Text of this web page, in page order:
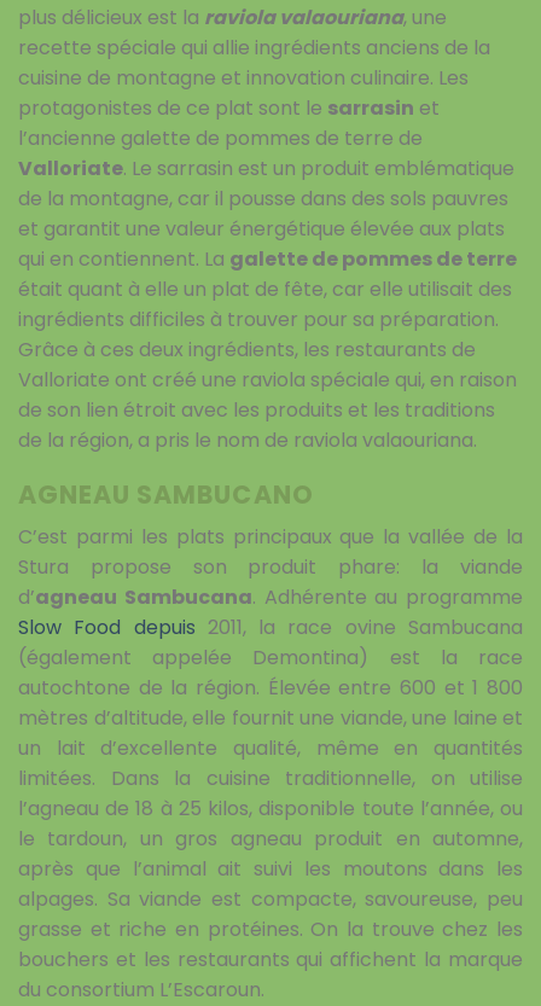
plus délicieux est la raviola valaouriana, une
recette spéciale qui allie ingrédients anciens de la
cuisine de montagne et innovation culinaire. Les
protagonistes de ce plat sont le sarrasin et
l’ancienne galette de pommes de terre de
Valloriate. Le sarrasin est un produit emblématique
de la montagne, car il pousse dans des sols pauvres
et garantit une valeur énergétique élevée aux plats
qui en contiennent. La galette de pommes de terre
était quant à elle un plat de fête, car elle utilisait des
ingrédients difficiles à trouver pour sa préparation.
Grâce à ces deux ingrédients, les restaurants de
Valloriate ont créé une raviola spéciale qui, en raison
de son lien étroit avec les produits et les traditions
de la région, a pris le nom de raviola valaouriana.
AGNEAU SAMBUCANO
C’est parmi les plats principaux que la vallée de la
Stura propose son produit phare: la viande
d’agneau Sambucana. Adhérente au programme
Slow Food depuis 2011, la race ovine Sambucana
(également appelée Demontina) est la race
autochtone de la région. Élevée entre 600 et 1 800
mètres d’altitude, elle fournit une viande, une laine et
un lait d’excellente qualité, même en quantités
limitées. Dans la cuisine traditionnelle, on utilise
l’agneau de 18 à 25 kilos, disponible toute l’année, ou
le tardoun, un gros agneau produit en automne,
après que l’animal ait suivi les moutons dans les
alpages. Sa viande est compacte, savoureuse, peu
grasse et riche en protéines. On la trouve chez les
bouchers et les restaurants qui affichent la marque
du consortium L’Escaroun.